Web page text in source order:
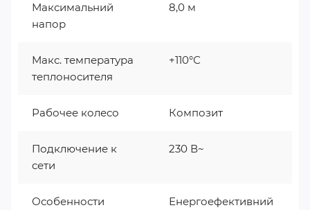
Максимальний
напор
8,0 м
Макс. температура
теплоносителя
+110°С
Рабочее колесо Композит
Подключение к
сети
230 В~
Особенности Енергоефективний